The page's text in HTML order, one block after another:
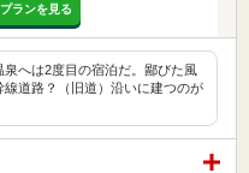
ランを見る
へは2度目の宿泊だ。鄙びた風
道路？（旧道）沿いに建つのが